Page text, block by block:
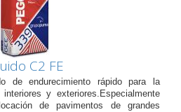
C2 FE
de endurecimiento rápido para la
y exteriores.Especialmente
de pavimentos de grandes